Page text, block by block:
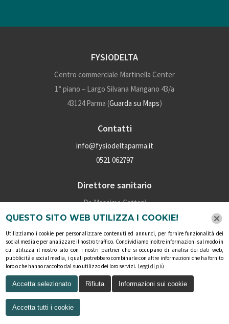
FYSIODELTA
Centro commerciale Martinella Center
1° piano – Largo Silvana Mangano 43/a
43124 Parma (Guarda su Maps)
Contatti
info@fysiodeltaparma.it
0521 062797
Direttore sanitario
Dr. Massimo Cattani
P.iva: 02028160345
Numero iscrizione albo: 4910
Social
QUESTO SITO WEB UTILIZZA I COOKIE!
Utilizziamo i cookie per personalizzare contenuti ed annunci, per fornire funzionalità dei
social media e per analizzare il nostro traffico. Condividiamo inoltre informazioni sul modo in
cui utilizza il nostro sito con i nostri partner che si occupano di analisi dei dati web,
pubblicità e social media, i quali potrebbero combinarle con altre informazioni che ha fornito
loro o che hanno raccolto dal suo utilizzo dei loro servizi. Leggi di più
Accetta selezionato Rifiuta Informazioni sui cookie
Accetta tutti i cookie